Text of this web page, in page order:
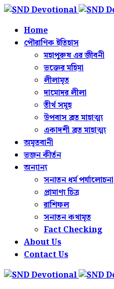
Home
পৌরাণিক ইতিহাস
মহাপুরুষ এর জীবনী
ভক্তের মহিমা
লীলামৃত
দামোদর লীলা
তীর্থ সমূহ
উপবাস ব্রত মাহাত্ম্য
একাদশী ব্রত মাহাত্ম্য
অমৃতবানী
ভজন কীর্তন
অন্যান্য
সনাতন ধর্ম পর্যালোচনা
প্রামাণ্য চিত্র
রাশিফল
সনাতন কথামৃত
Fact Checking
About Us
Contact Us